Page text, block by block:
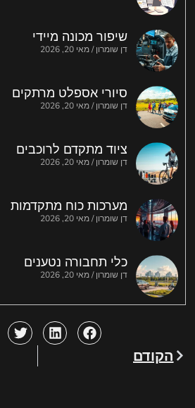
שיפור מכונה מיידי
דן שומרון מאי 20, 2026
סיורי אספלט מרתקים
דן שומרון מאי 20, 2026
ציוד מתקדם לרוכבים
דן שומרון מאי 20, 2026
מערכות כוח מתקדמות
דן שומרון מאי 20, 2026
כלי תחבורה נטענים
דן שומרון מאי 20, 2026
הקודם